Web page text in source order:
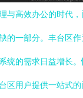
与高效办公的时代，
的一部分。丰台区作
统的需求日益增长
区用户提供一站式